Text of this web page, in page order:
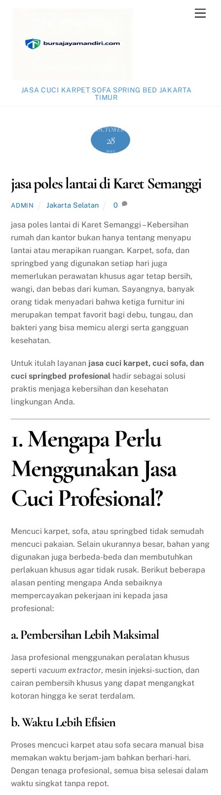
JASA CUCI KARPET SOFA SPRING BED JAKARTA
TIMUR
OCTOBER
28
2025
jasa poles lantai di Karet Semanggi
ADMIN Jakarta Selatan 0
jasa poles lantai di Karet Semanggi – Kebersihan
rumah dan kantor bukan hanya tentang menyapu
lantai atau merapikan ruangan. Karpet, sofa, dan
springbed yang digunakan setiap hari juga
memerlukan perawatan khusus agar tetap bersih,
wangi, dan bebas dari kuman. Sayangnya, banyak
orang tidak menyadari bahwa ketiga furnitur ini
merupakan tempat favorit bagi debu, tungau, dan
bakteri yang bisa memicu alergi serta gangguan
kesehatan.
Untuk itulah layanan jasa cuci karpet, cuci sofa, dan
cuci springbed profesional hadir sebagai solusi
praktis menjaga kebersihan dan kesehatan
lingkungan Anda.
1. Mengapa Perlu
Menggunakan Jasa
Cuci Profesional?
Mencuci karpet, sofa, atau springbed tidak semudah
mencuci pakaian. Selain ukurannya besar, bahan yang
digunakan juga berbeda-beda dan membutuhkan
perlakuan khusus agar tidak rusak. Berikut beberapa
alasan penting mengapa Anda sebaiknya
mempercayakan pekerjaan ini kepada jasa
profesional:
a. Pembersihan Lebih Maksimal
Jasa profesional menggunakan peralatan khusus
seperti vacuum extractor, mesin injeksi-suction, dan
cairan pembersih khusus yang dapat mengangkat
kotoran hingga ke serat terdalam.
b. Waktu Lebih Efisien
Proses mencuci karpet atau sofa secara manual bisa
memakan waktu berjam-jam bahkan berhari-hari.
Dengan tenaga profesional, semua bisa selesai dalam
waktu singkat tanpa repot.